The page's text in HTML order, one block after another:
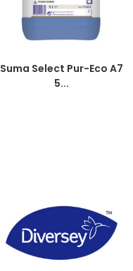
Suma Select Pur-Eco A7
5...